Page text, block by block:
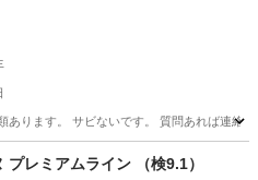
ーラー
あります。 サビないです。 質問あれば連絡
その他
プレミアムライン （検9.1）